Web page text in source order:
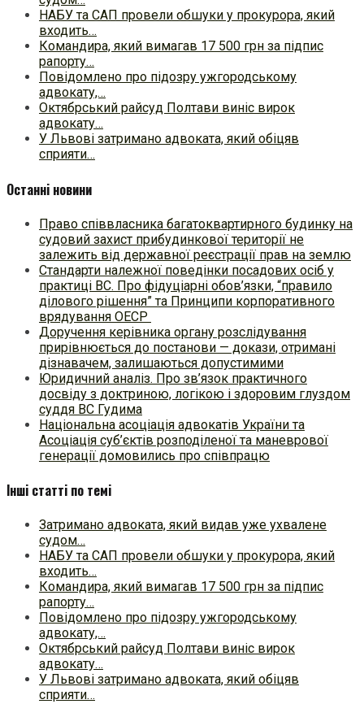
НАБУ та САП провели обшуки у прокурора, який
входить…
Командира, який вимагав 17 500 грн за підпис
рапорту…
Повідомлено про підозру ужгородському
адвокату,…
Октябрський райсуд Полтави виніс вирок
адвокату…
У Львові затримано адвоката, який обіцяв
сприяти…
Останні новини
Право співвласника багатоквартирного будинку на
судовий захист прибудинкової території не
залежить від державної реєстрації прав на землю
Стандарти належної поведінки посадових осіб у
практиці ВC. Про фідуціарні обов’язки, “правило
ділового рішення” та Принципи корпоративного
врядування ОЕСР
Доручення керівника органу розслідування
прирівнюється до постанови — докази, отримані
дізнавачем, залишаються допустимими
Юридичний аналіз. Про зв’язок практичного
досвіду з доктриною, логікою і здоровим глуздом
суддя ВС Гудима
Національна асоціація адвокатів України та
Асоціація суб’єктів розподіленої та маневрової
генерації домовились про співпрацю
Інші статті по темі
Затримано адвоката, який видав уже ухвалене
судом…
НАБУ та САП провели обшуки у прокурора, який
входить…
Командира, який вимагав 17 500 грн за підпис
рапорту…
Повідомлено про підозру ужгородському
адвокату,…
Октябрський райсуд Полтави виніс вирок
адвокату…
У Львові затримано адвоката, який обіцяв
сприяти…